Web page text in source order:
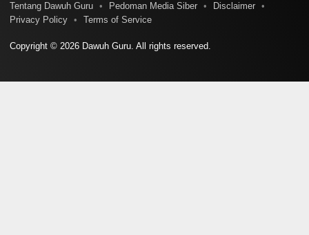
Tentang Dawuh Guru
Pedoman Media Siber
Disclaimer
Privacy Policy
Terms of Service
Copyright © 2026 Dawuh Guru. All rights reserved.